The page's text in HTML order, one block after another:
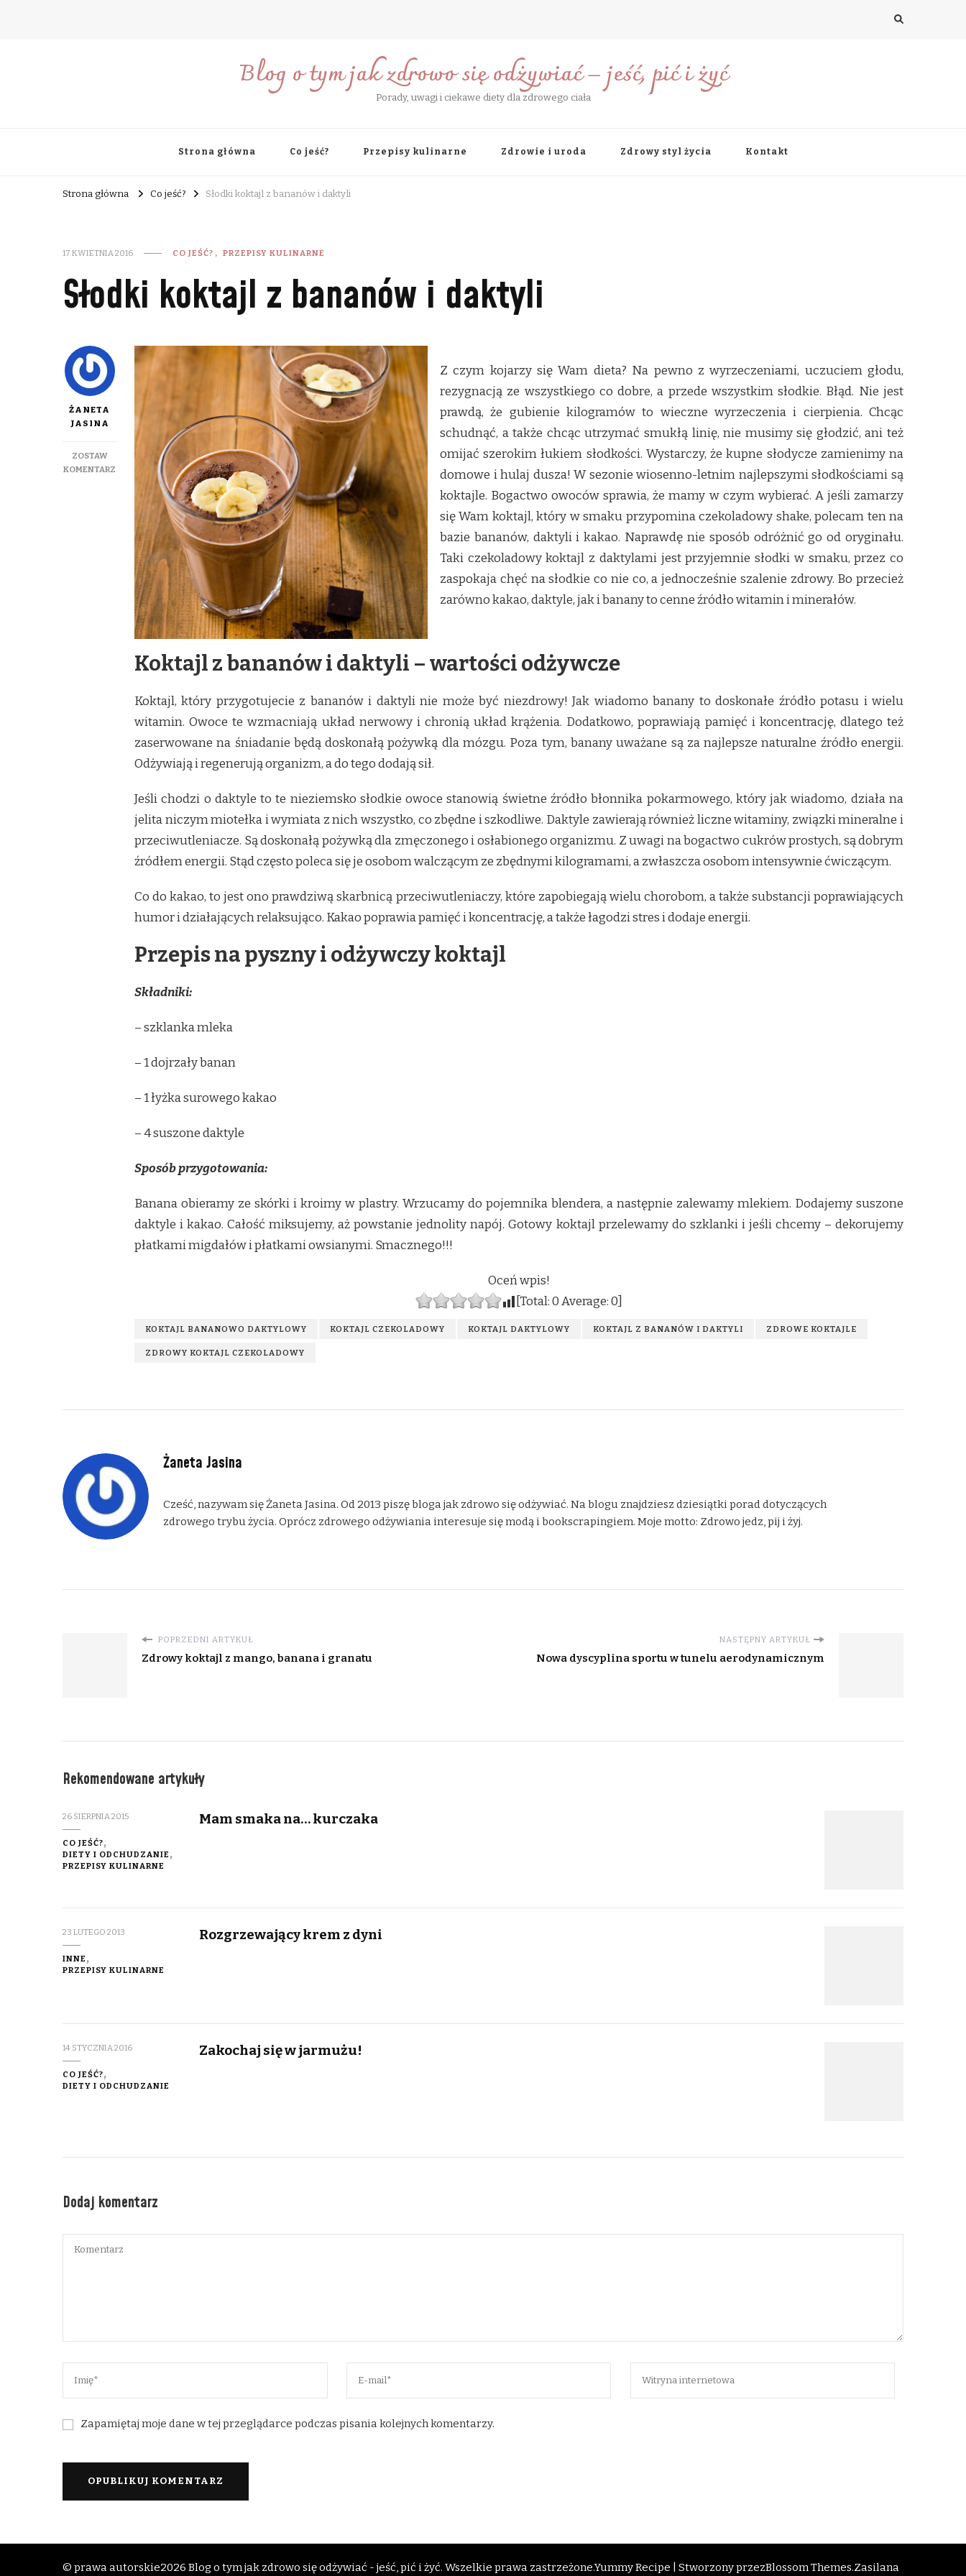
Blog o tym jak zdrowo się odżywiać – jeść, pić i żyć
Porady, uwagi i ciekawe diety dla zdrowego ciała
Strona główna Co jeść? Przepisy kulinarne Zdrowie i uroda Zdrowy styl życia Kontakt
Strona główna Co jeść? Słodki koktajl z bananów i daktyli
17 KWIETNIA 2016 CO JEŚĆ? PRZEPISY KULINARNE
Słodki koktajl z bananów i daktyli
ŻANETA
JASINA
ZOSTAW
KOMENTARZ
KOKTAJL
BANANÓW
DAKTYLI
Z czym kojarzy się Wam dieta? Na pewno z wyrzeczeniami, uczuciem głodu,
rezygnacją ze wszystkiego co dobre, a przede wszystkim słodkie. Błąd. Nie jest
prawdą, że gubienie kilogramów to wieczne wyrzeczenia i cierpienia. Chcąc
schudnąć, a także chcąc utrzymać smukłą linię, nie musimy się głodzić, ani też
omijać szerokim łukiem słodkości. Wystarczy, że kupne słodycze zamienimy na
domowe i hulaj dusza! W sezonie wiosenno-letnim najlepszymi słodkościami są
koktajle. Bogactwo owoców sprawia, że mamy w czym wybierać. A jeśli zamarzy
się Wam koktajl, który w smaku przypomina czekoladowy shake, polecam ten na
bazie bananów, daktyli i kakao. Naprawdę nie sposób odróżnić go od oryginału.
Taki czekoladowy koktajl z daktylami jest przyjemnie słodki w smaku, przez co
zaspokaja chęć na słodkie co nie co, a jednocześnie szalenie zdrowy. Bo przecież
zarówno kakao, daktyle, jak i banany to cenne źródło witamin i minerałów.
Koktajl z bananów i daktyli – wartości odżywcze
Koktajl, który przygotujecie z bananów i daktyli nie może być niezdrowy! Jak wiadomo banany to doskonałe źródło potasu i wielu
witamin. Owoce te wzmacniają układ nerwowy i chronią układ krążenia. Dodatkowo, poprawiają pamięć i koncentrację, dlatego też
zaserwowane na śniadanie będą doskonałą pożywką dla mózgu. Poza tym, banany uważane są za najlepsze naturalne źródło energii.
Odżywiają i regenerują organizm, a do tego dodają sił.
Jeśli chodzi o daktyle to te nieziemsko słodkie owoce stanowią świetne źródło błonnika pokarmowego, który jak wiadomo, działa na
jelita niczym miotełka i wymiata z nich wszystko, co zbędne i szkodliwe. Daktyle zawierają również liczne witaminy, związki mineralne i
przeciwutleniacze. Są doskonałą pożywką dla zmęczonego i osłabionego organizmu. Z uwagi na bogactwo cukrów prostych, są dobrym
źródłem energii. Stąd często poleca się je osobom walczącym ze zbędnymi kilogramami, a zwłaszcza osobom intensywnie ćwiczącym.
Co do kakao, to jest ono prawdziwą skarbnicą przeciwutleniaczy, które zapobiegają wielu chorobom, a także substancji poprawiających
humor i działających relaksująco. Kakao poprawia pamięć i koncentrację, a także łagodzi stres i dodaje energii.
Przepis na pyszny i odżywczy koktajl
Składniki:
– szklanka mleka
– 1 dojrzały banan
– 1 łyżka surowego kakao
– 4 suszone daktyle
Sposób przygotowania:
Banana obieramy ze skórki i kroimy w plastry. Wrzucamy do pojemnika blendera, a następnie zalewamy mlekiem. Dodajemy suszone
daktyle i kakao. Całość miksujemy, aż powstanie jednolity napój. Gotowy koktajl przelewamy do szklanki i jeśli chcemy – dekorujemy
płatkami migdałów i płatkami owsianymi. Smacznego!!!
Oceń wpis!
[Total:0Average:0]
KOKTAJL BANANOWO DAKTYLOWY KOKTAJL CZEKOLADOWY KOKTAJL DAKTYLOWY KOKTAJL Z BANANÓW I DAKTYLI ZDROWE KOKTAJLE
ZDROWY KOKTAJL CZEKOLADOWY
Żaneta Jasina
Cześć, nazywam się Żaneta Jasina. Od 2013 piszę bloga jak zdrowo się odżywiać. Na blogu znajdziesz dziesiątki porad dotyczących
zdrowego trybu życia. Oprócz zdrowego odżywiania interesuje się modą i bookscrapingiem. Moje motto: Zdrowo jedz, pij i żyj.
POPRZEDNI ARTYKUŁ
Zdrowy koktajl z mango, banana i granatu
NASTĘPNY ARTYKUŁ
Nowa dyscyplina sportu w tunelu aerodynamicznym
Rekomendowane artykuły
26 SIERPNIA 2015
CO JEŚĆ?
DIETY I ODCHUDZANIE
PRZEPISY KULINARNE
Mam smaka na… kurczaka
23 LUTEGO 2013
INNE
PRZEPISY KULINARNE
Rozgrzewający krem z dyni
14 STYCZNIA 2016
CO JEŚĆ?
DIETY I ODCHUDZANIE
Zakochaj się w jarmużu!
Dodaj komentarz
Zapamiętaj moje dane w tej przeglądarce podczas pisania kolejnych komentarzy.
© prawa autorskie2026 Blog o tym jak zdrowo się odżywiać - jeść, pić i żyć. Wszelkie prawa zastrzeżone.Yummy Recipe | Stworzony przezBlossom Themes.Zasilana